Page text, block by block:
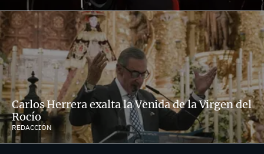
Carlos Herrera exalta la Venida de la Virgen del
Rocío
REDACCIÓN